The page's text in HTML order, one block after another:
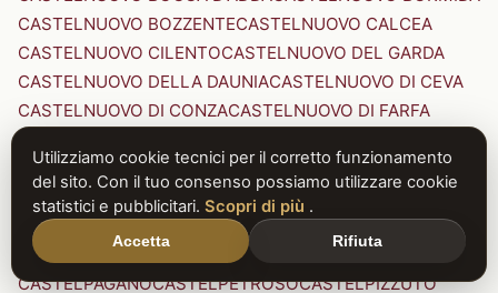
CASTELNUOVO BOZZENTECASTELNUOVO CALCEA
CASTELNUOVO CILENTOCASTELNUOVO DEL GARDA
CASTELNUOVO DELLA DAUNIACASTELNUOVO DI CEVA
CASTELNUOVO DI CONZACASTELNUOVO DI FARFA
CASTELNUOVO DI PORTO CASTELNUOVO DON BOSCO
CASTELNUOVO MAGRACASTELNUOVO NIGRA
CASTELNUOVO PARANOCASTELNUOVO RANGONE
CASTELNUOVO SCRIVIA
CASTELNUOVO VAL DI CECINA
CASTELPAGANOCASTELPETROSOCASTELPIZZUTO
Utilizziamo cookie tecnici per il corretto funzionamento
del sito. Con il tuo consenso possiamo utilizzare cookie
statistici e pubblicitari. Scopri di più .
Accetta Rifiuta